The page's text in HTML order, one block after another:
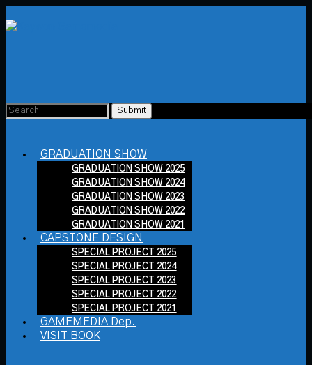
GRADUATION SHOW
GRADUATION SHOW 2025
GRADUATION SHOW 2024
GRADUATION SHOW 2023
GRADUATION SHOW 2022
GRADUATION SHOW 2021
CAPSTONE DESIGN
SPECIAL PROJECT 2025
SPECIAL PROJECT 2024
SPECIAL PROJECT 2023
SPECIAL PROJECT 2022
SPECIAL PROJECT 2021
GAMEMEDIA Dep.
VISIT BOOK